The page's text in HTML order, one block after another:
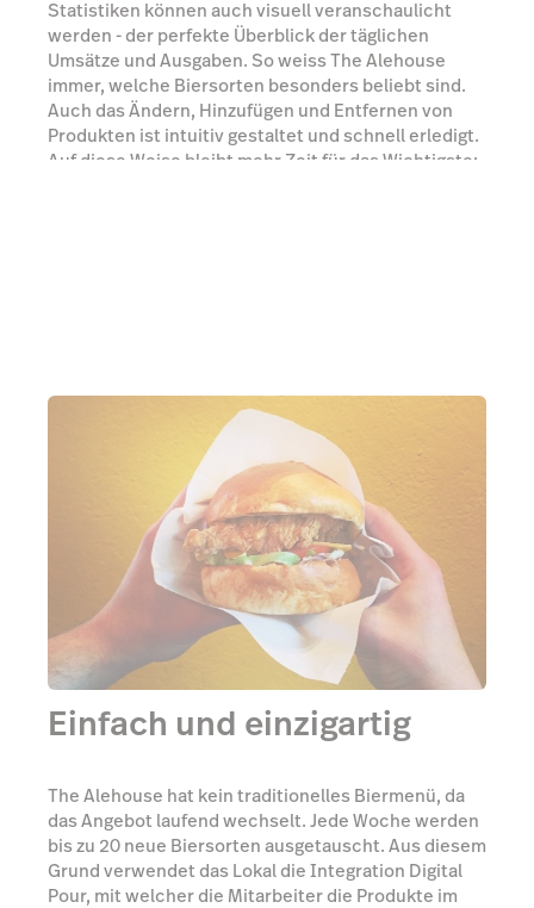
Statistiken können auch visuell veranschaulicht
werden - der perfekte Überblick der täglichen
Umsätze und Ausgaben. So weiss The Alehouse
immer, welche Biersorten besonders beliebt sind.
Auch das Ändern, Hinzufügen und Entfernen von
Produkten ist intuitiv gestaltet und schnell erledigt.
Auf diese Weise bleibt mehr Zeit für das Wichtigste:
Einfach und einzigartig
The Alehouse hat kein traditionelles Biermenü, da
das Angebot laufend wechselt. Jede Woche werden
bis zu 20 neue Biersorten ausgetauscht. Aus diesem
Grund verwendet das Lokal die Integration Digital
Pour, mit welcher die Mitarbeiter die Produkte im